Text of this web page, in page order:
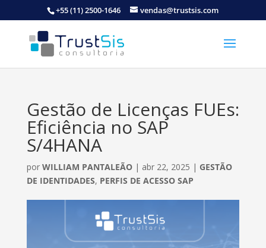
+55 (11) 2500-1646 vendas@trustsis.com
Gestão de Licenças FUEs:
Eficiência no SAP
S/4HANA
por WILLIAM PANTALEÃO| abr 22, 2025 | GESTÃO
DE IDENTIDADES, PERFIS DE ACESSO SAP